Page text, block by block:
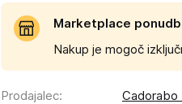
Marketplace
Nakup je mogoč
Prodajalec:
Cadorabo